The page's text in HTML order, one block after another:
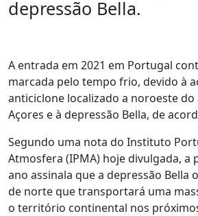
depressão Bella.
A entrada em 2021 em Portugal
marcada pelo tempo frio, devido à
anticiclone localizado a noroeste
Açores e à depressão Bella, de
Segundo uma nota do Instituto
Atmosfera (IPMA) hoje divulgada, a
ano assinala que a depressão Bella
de norte que transportará uma
o território continental nos